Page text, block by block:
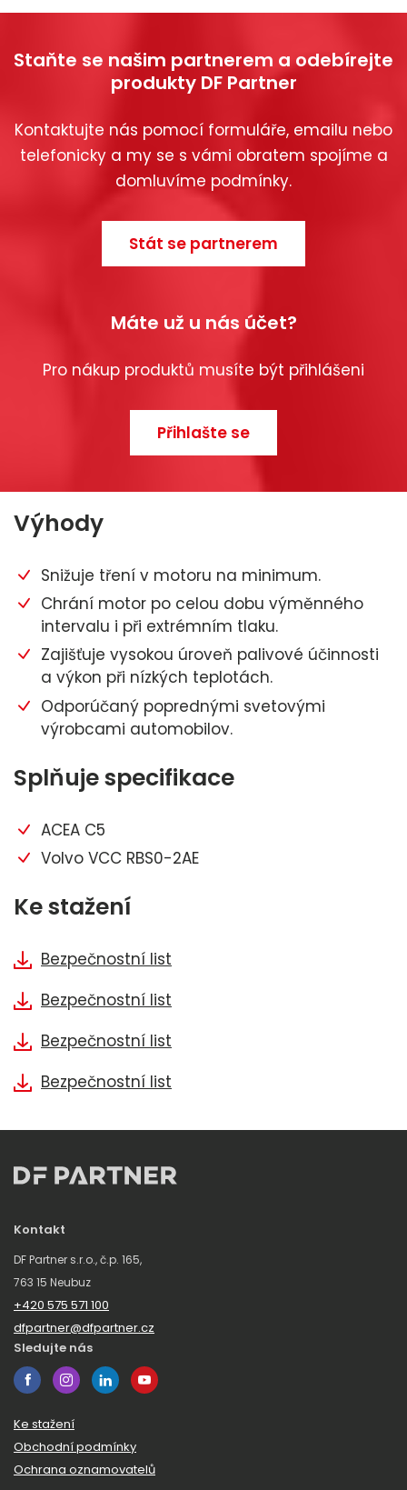
Staňte se našim partnerem a odebírejte
produkty DF Partner
Kontaktujte nás pomocí formuláře, emailu nebo
telefonicky a my se s vámi obratem spojíme a
domluvíme podmínky.
Stát se partnerem
Máte už u nás účet?
Pro nákup produktů musíte být přihlášeni
Přihlašte se
Výhody
Snižuje tření v motoru na minimum.
Chrání motor po celou dobu výměnného
intervalu i při extrémním tlaku.
Zajišťuje vysokou úroveň palivové účinnosti
a výkon při nízkých teplotách.
Odporúčaný poprednými svetovými
výrobcami automobilov.
Splňuje specifikace
ACEA C5
Volvo VCC RBS0-2AE
Ke stažení
Bezpečnostní list
Bezpečnostní list
Bezpečnostní list
Bezpečnostní list
Kontakt
DF Partner s.r.o., č.p. 165,
763 15 Neubuz
+420 575 571 100
dfpartner@dfpartner.cz
Sledujte nás
Ke stažení
Obchodní podmínky
Ochrana oznamovatelů